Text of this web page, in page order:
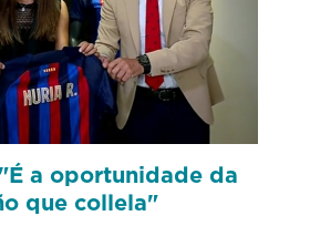
a oportunidade da
que collela"